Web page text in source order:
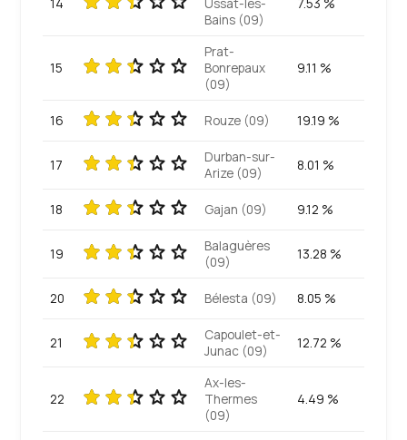
14
Ussat-les-
Bains (09)
7.53 %
15
Prat-
Bonrepaux
(09)
9.11 %
16 Rouze (09) 19.19 %
17
Durban-sur-
Arize (09)
8.01 %
18 Gajan (09) 9.12 %
19
Balaguères
(09)
13.28 %
20 Bélesta (09) 8.05 %
21
Capoulet-et-
Junac (09)
12.72 %
22
Ax-les-
Thermes
(09)
4.49 %